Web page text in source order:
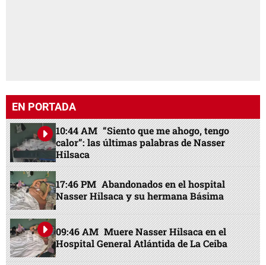
EN PORTADA
10:44 AM “Siento que me ahogo, tengo
calor”: las últimas palabras de Nasser
Hilsaca
17:46 PM Abandonados en el hospital
Nasser Hilsaca y su hermana Básima
09:46 AM Muere Nasser Hilsaca en el
Hospital General Atlántida de La Ceiba